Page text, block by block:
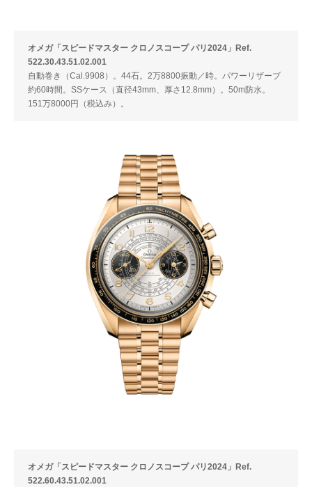
オメガ「スピードマスター クロノスコープ パリ2024」Ref.
522.30.43.51.02.001
自動巻き（Cal.9908）。44石。2万8800振動／時。パワーリザーブ
約60時間。SSケース（直径43mm、厚さ12.8mm）。50m防水。
151万8000円（税込み）。
オメガ「スピードマスター クロノスコープ パリ2024」Ref.
522.60.43.51.02.001